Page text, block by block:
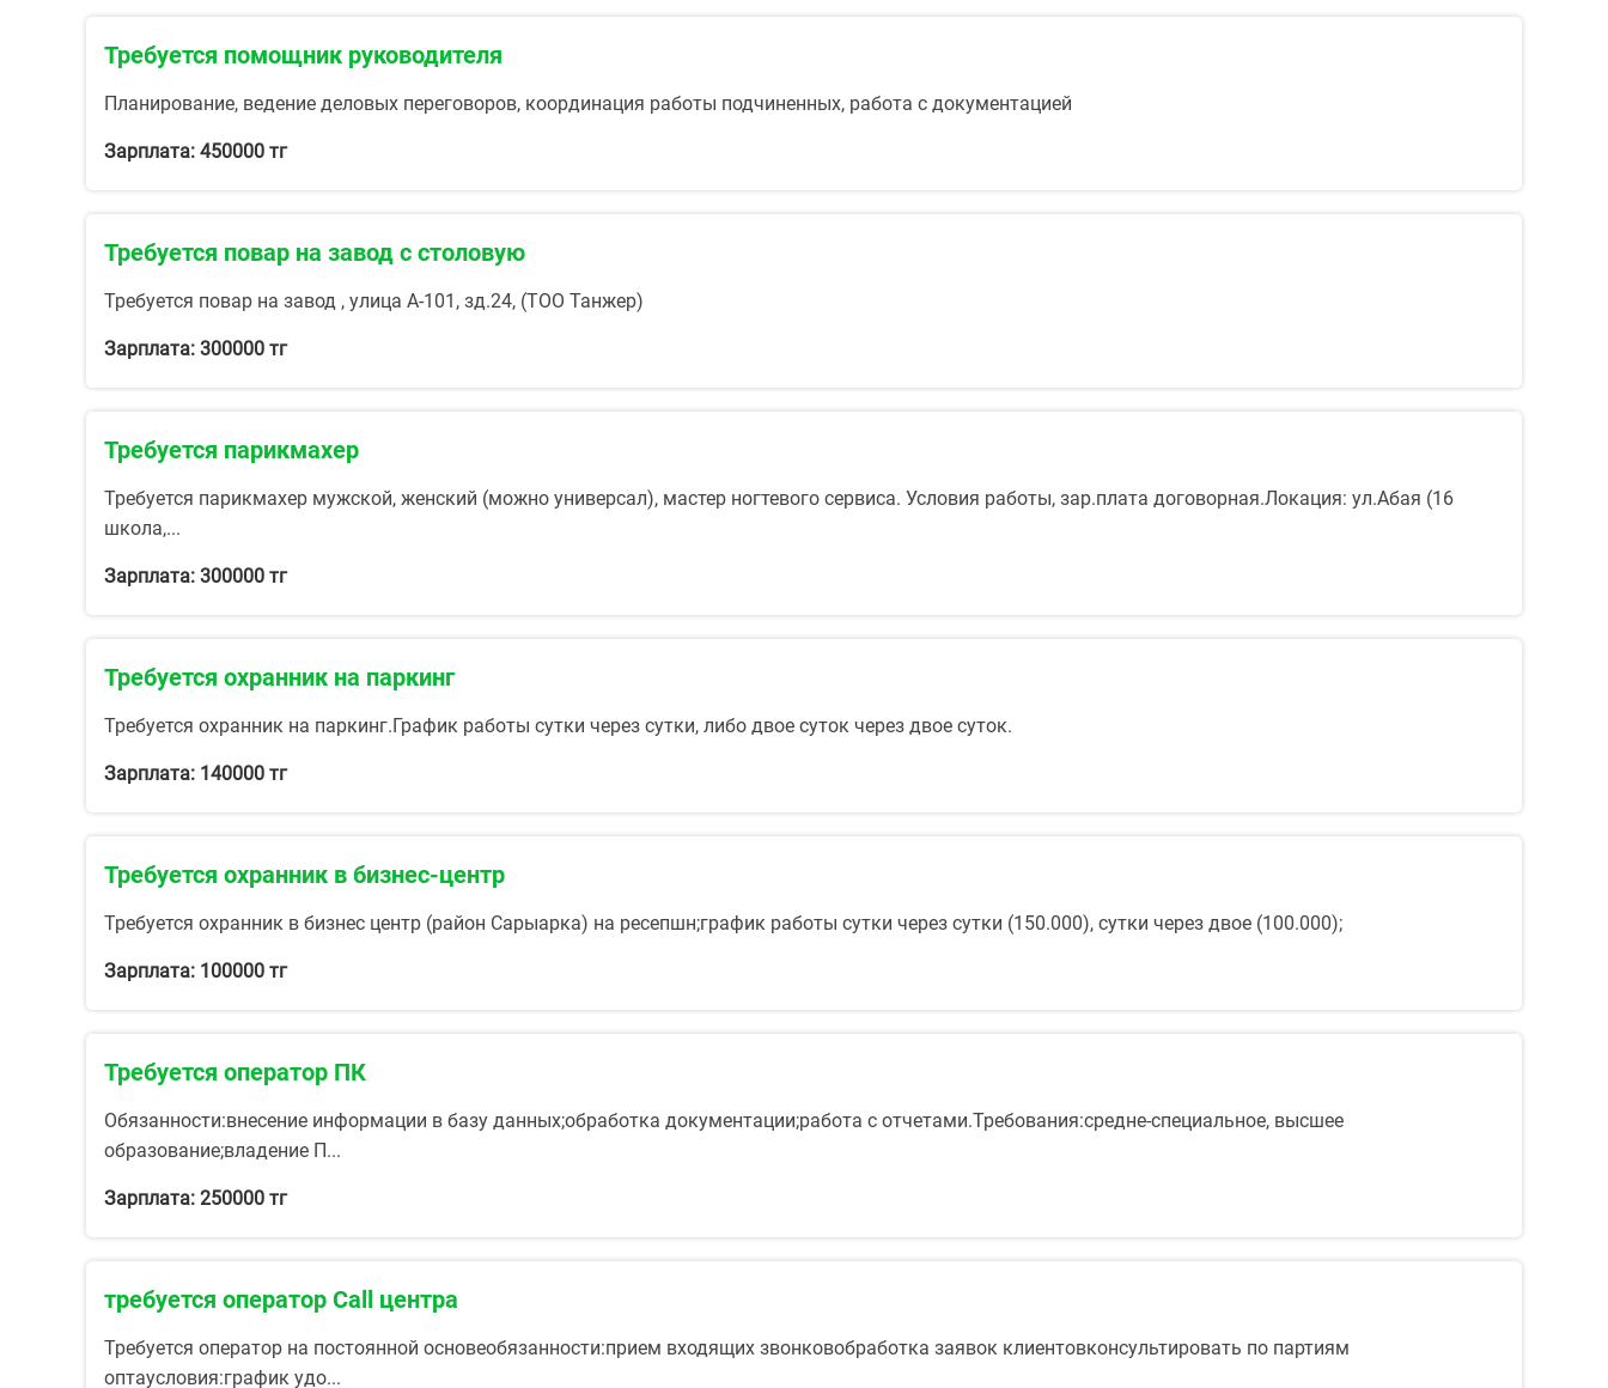
Требуется помощник руководителя
Планирование, ведение деловых переговоров, координация работы подчиненных, работа с документацией
Зарплата: 450000 тг
Требуется повар на завод с столовую
Требуется повар на завод , улица А-101, зд.24, (ТОО Танжер)
Зарплата: 300000 тг
Требуется парикмахер
Требуется парикмахер мужской, женский (можно универсал), мастер ногтевого сервиса. Условия работы, зар.плата договорная.Локация: ул.Абая (16
школа,...
Зарплата: 300000 тг
Требуется охранник на паркинг
Требуется охранник на паркинг.График работы сутки через сутки, либо двое суток через двое суток.
Зарплата: 140000 тг
Требуется охранник в бизнес-центр
Требуется охранник в бизнес центр (район Сарыарка) на ресепшн;график работы сутки через сутки (150.000), сутки через двое (100.000);
Зарплата: 100000 тг
Требуется оператор ПК
Обязанности:внесение информации в базу данных;обработка документации;работа с отчетами.Требования:средне-специальное, высшее
образование;владение П...
Зарплата: 250000 тг
требуется оператор Call центра
Требуется оператор на постоянной основеобязанности:прием входящих звонковобработка заявок клиентовконсультировать по партиям
оптаусловия:график удо...